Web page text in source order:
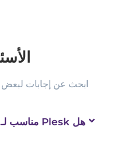
ابحث عن إجابات لبعض
هل Plesk مناسب لـ WordPress؟